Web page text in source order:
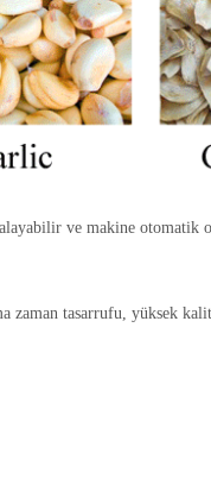
ve makine otomatik
zaman tasarrufu, yüksek